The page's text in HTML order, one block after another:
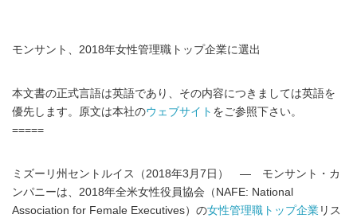
モンサント、2018年女性管理職トップ企業に選出
本文書の正式言語は英語であり、その内容につきましては英語を
優先します。原文は本社のウェブサイト をご参照下さい。
=====
ミズーリ州セントルイス（2018年3月7日） ― モンサント・カ
ンパニーは、2018年全米女性役員協会（NAFE: National
Association for Female Executives）の女性管理職トップ企業 リス